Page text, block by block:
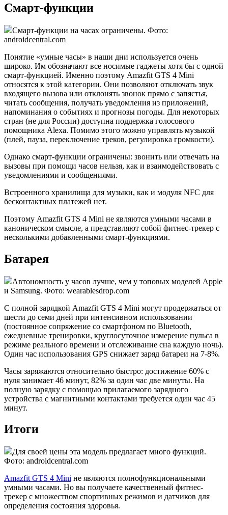
Смарт-функции
Смарт-функции на часах ограничены. Фото:
androidcentral.com
Понятие «умные часы» в наши дни используется очень
широко. Им обозначают все носимые гаджеты хотя бы с одной
смарт-функцией. Именно поэтому Amazfit GTS 4 Mini
относятся к этой категории. Они позволяют отключать звук
входящего вызова или отклонять звонок прямо с запястья,
читать сообщения, получать уведомления из приложений,
напоминания о событиях и прогнозы погоды. Для некоторых
стран (не для России) доступна поддержка голосового
помощника Alexa. Помимо этого можно управлять музыкой
(плей, пауза, переключение треков, регулировка громкости).
Однако смарт-функции ограничены: звонить или отвечать на
вызовы при помощи часов нельзя, как и взаимодействовать с
уведомлениями и сообщениями.
Встроенного хранилища для музыки, как и модуля NFC для
бесконтактных платежей нет.
Поэтому Amazfit GTS 4 Mini не являются умными часами в
каноническом смысле, а представляют собой фитнес-трекер с
несколькими добавленными смарт-функциями.
Батарея
Автономность у часов лучше, чем у топовых моделей Apple
и Samsung. Фото: wearablesdrop.com
С полной зарядкой Amazfit GTS 4 Mini могут продержаться от
шести до семи дней при интенсивном использовании
(постоянное сопряжение со смартфоном по Bluetooth,
ежедневные тренировки, круглосуточное измерение пульса в
режиме реального времени и отслеживание сна каждую ночь).
Один час использования GPS снижает заряд батареи на 7-8%.
Часы заряжаются относительно быстро: достижение 60% с
нуля занимает 46 минут, 82% за один час две минуты. На
полную зарядку с помощью прилагаемого зарядного
устройства с магнитными контактами требуется один час 45
минут.
Итоги
Для своей цены эта модель предлагает много функций.
Фото: androidcentral.com
Amazfit GTS 4 Mini не являются полнофункциональными
умными часами. Но вы получаете качественный фитнес-
трекер с множеством спортивных режимов и датчиков для
определения состояния здоровья.